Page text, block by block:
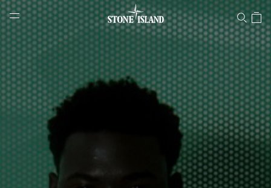
Stone Island 온라인 스토어
NAVIGATION.ARIA.GOTOMAINCONTENT
LABEL.SHOPPINGCOUNTRY 대한민국